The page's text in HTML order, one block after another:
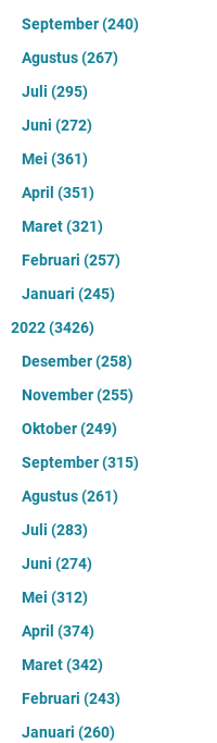
September(240)
Agustus(267)
Juli (295)
Juni (272)
Mei (361)
April (351)
Maret(321)
Februari (257)
Januari (245)
2022(3426)
Desember(258)
November(255)
Oktober(249)
September(315)
Agustus(261)
Juli (283)
Juni (274)
Mei (312)
April (374)
Maret(342)
Februari (243)
Januari (260)